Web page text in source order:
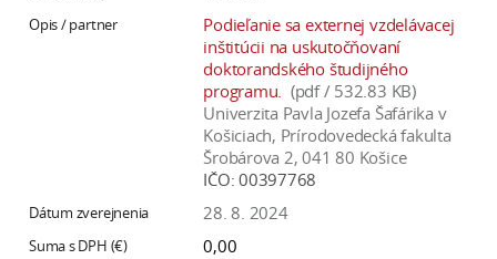
Podieľanie sa externej vzdelávacej
inštitúcii na uskutočňovaní
doktorandského študijného
programu. (pdf / 532.83 KB)
Univerzita Pavla Jozefa Šafárika v
Košiciach, Prírodovedecká fakulta
Šrobárova 2, 041 80 Košice
IČO: 00397768
28. 8. 2024
0,00